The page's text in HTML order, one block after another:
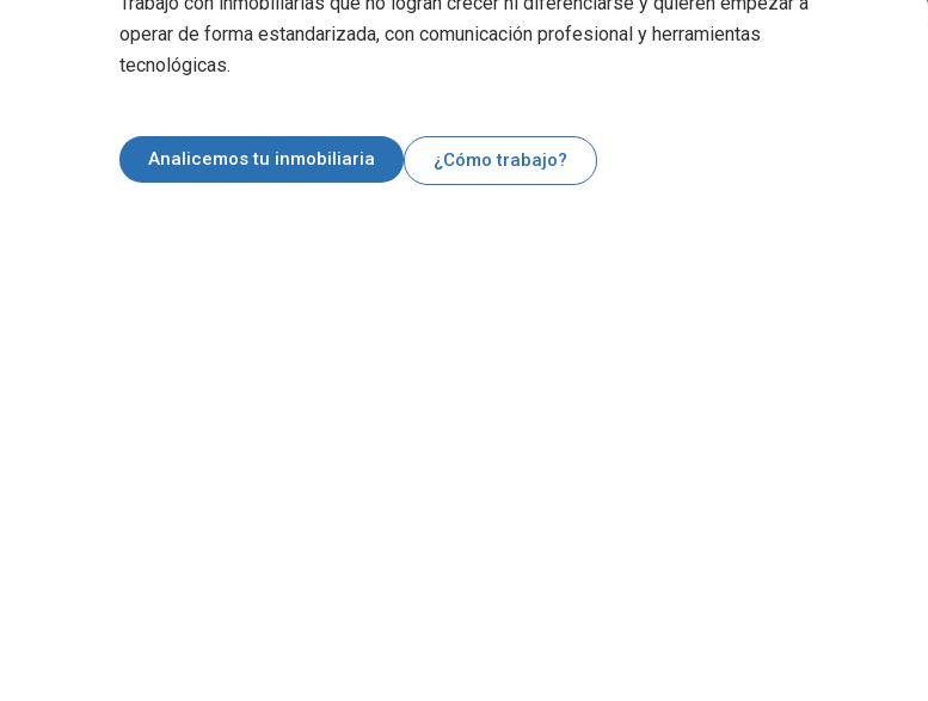
operar de forma estandarizada, con comunicación profesional y herramientas
tecnológicas.
Analicemos tu inmobiliaria ¿Cómo trabajo?